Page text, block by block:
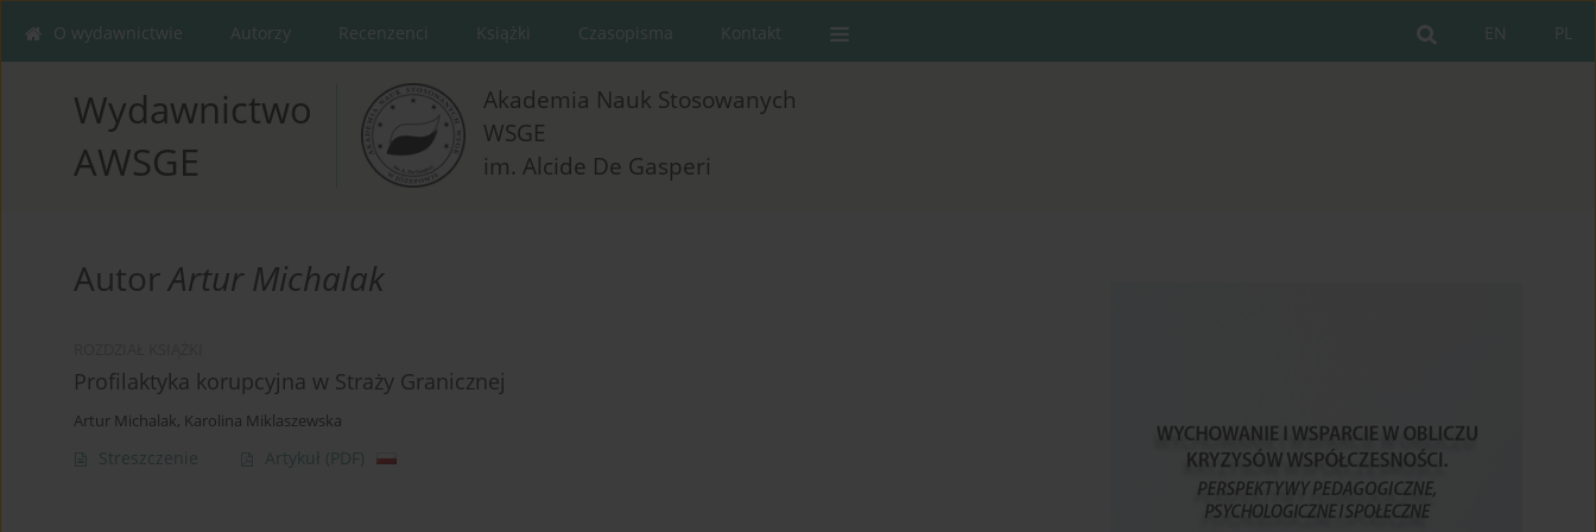
PL
EN
O wydawnictwie Autorzy Recenzenci Książki Czasopisma Kontakt
Wydawnictwo
AWSGE
Akademia Nauk Stosowanych
WSGE
im. Alcide De Gasperi
AutorArtur Michalak
Profilaktyka korupcyjna w Straży Granicznej
Artur Michalak, Karolina Miklaszewska
Streszczenie Artykuł (PDF)